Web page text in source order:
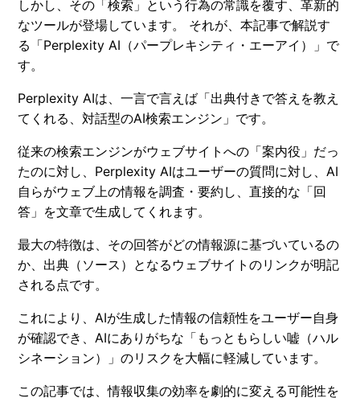
しかし、その「検索」という行為の常識を覆す、革新的
なツールが登場しています。 それが、本記事で解説す
る「Perplexity AI（パープレキシティ・エーアイ）」で
す。
Perplexity AIは、一言で言えば「出典付きで答えを教え
てくれる、対話型のAI検索エンジン」です。
従来の検索エンジンがウェブサイトへの「案内役」だっ
たのに対し、Perplexity AIはユーザーの質問に対し、AI
自らがウェブ上の情報を調査・要約し、直接的な「回
答」を文章で生成してくれます。
最大の特徴は、その回答がどの情報源に基づいているの
か、出典（ソース）となるウェブサイトのリンクが明記
される点です。
これにより、AIが生成した情報の信頼性をユーザー自身
が確認でき、AIにありがちな「もっともらしい嘘（ハル
シネーション）」のリスクを大幅に軽減しています。
この記事では、情報収集の効率を劇的に変える可能性を